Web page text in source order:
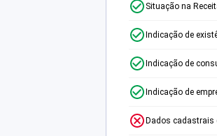
Situação na
Indicação de
Indicação de
Indicação de
Dados cadastrais